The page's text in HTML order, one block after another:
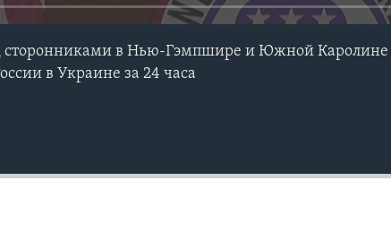
сторонниками в Нью-Гэмпшире и Южной Каролине
в Украине за 24 часа